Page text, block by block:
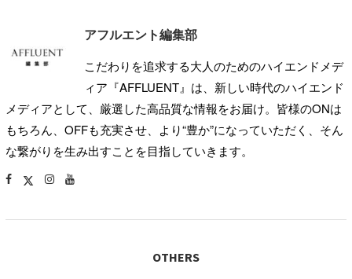
アフルエント編集部
こだわりを追求する大人のためのハイエンドメデ
ィア『AFFLUENT』は、新しい時代のハイエンド
メディアとして、厳選した高品質な情報をお届け。皆様のONは
もちろん、OFFも充実させ、より“豊か”になっていただく、そん
な繋がりを生み出すことを目指していきます。
OTHERS